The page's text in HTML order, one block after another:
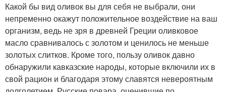
Какой бы вид оливок вы для себя не выбрали, они
непременно окажут положительное воздействие на ваш
организм, ведь не зря в древней Греции оливковое
масло сравнивалось с золотом и ценилось не меньше
золотых слитков. Кроме того, пользу оливок давно
обнаружили кавказские народы, которые включили их в
свой рацион и благодаря этому славятся невероятным